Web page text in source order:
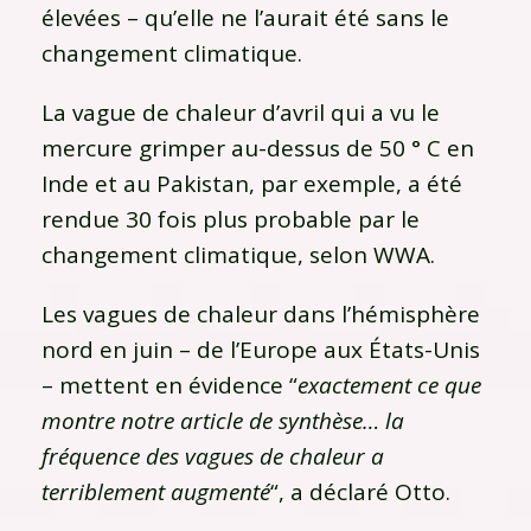
élevées – qu’elle ne l’aurait été sans le
changement climatique.
La vague de chaleur d’avril qui a vu le
mercure grimper au-dessus de 50 ° C en
Inde et au Pakistan, par exemple, a été
rendue 30 fois plus probable par le
changement climatique, selon WWA.
Les vagues de chaleur dans l’hémisphère
nord en juin – de l’Europe aux États-Unis
– mettent en évidence “exactement ce que
montre notre article de synthèse… la
fréquence des vagues de chaleur a
terriblement augmenté“, a déclaré Otto.